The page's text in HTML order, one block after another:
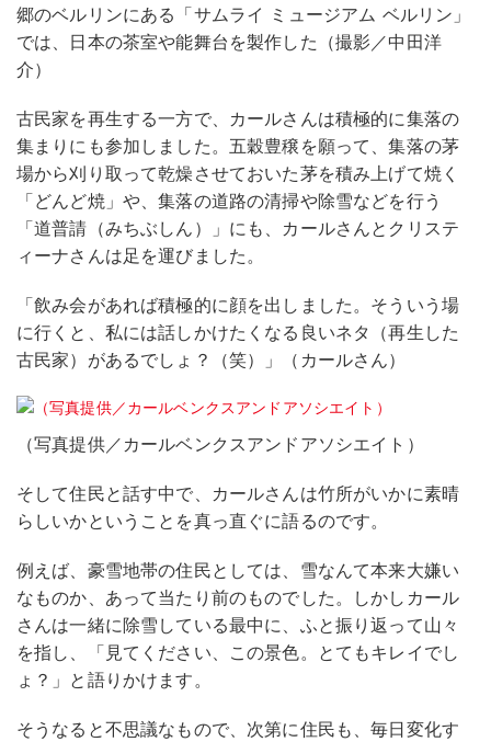
郷のベルリンにある「サムライ ミュージアム ベルリン」
では、日本の茶室や能舞台を製作した（撮影／中田洋
介）
古民家を再生する一方で、カールさんは積極的に集落の
集まりにも参加しました。五穀豊穣を願って、集落の茅
場から刈り取って乾燥させておいた茅を積み上げて焼く
「どんど焼」や、集落の道路の清掃や除雪などを行う
「道普請（みちぶしん）」にも、カールさんとクリステ
ィーナさんは足を運びました。
「飲み会があれば積極的に顔を出しました。そういう場
に行くと、私には話しかけたくなる良いネタ（再生した
古民家）があるでしょ？（笑）」（カールさん）
（写真提供／カールベンクスアンドアソシエイト）
そして住民と話す中で、カールさんは竹所がいかに素晴
らしいかということを真っ直ぐに語るのです。
例えば、豪雪地帯の住民としては、雪なんて本来大嫌い
なものか、あって当たり前のものでした。しかしカール
さんは一緒に除雪している最中に、ふと振り返って山々
を指し、「見てください、この景色。とてもキレイでし
ょ？」と語りかけます。
そうなると不思議なもので、次第に住民も、毎日変化す